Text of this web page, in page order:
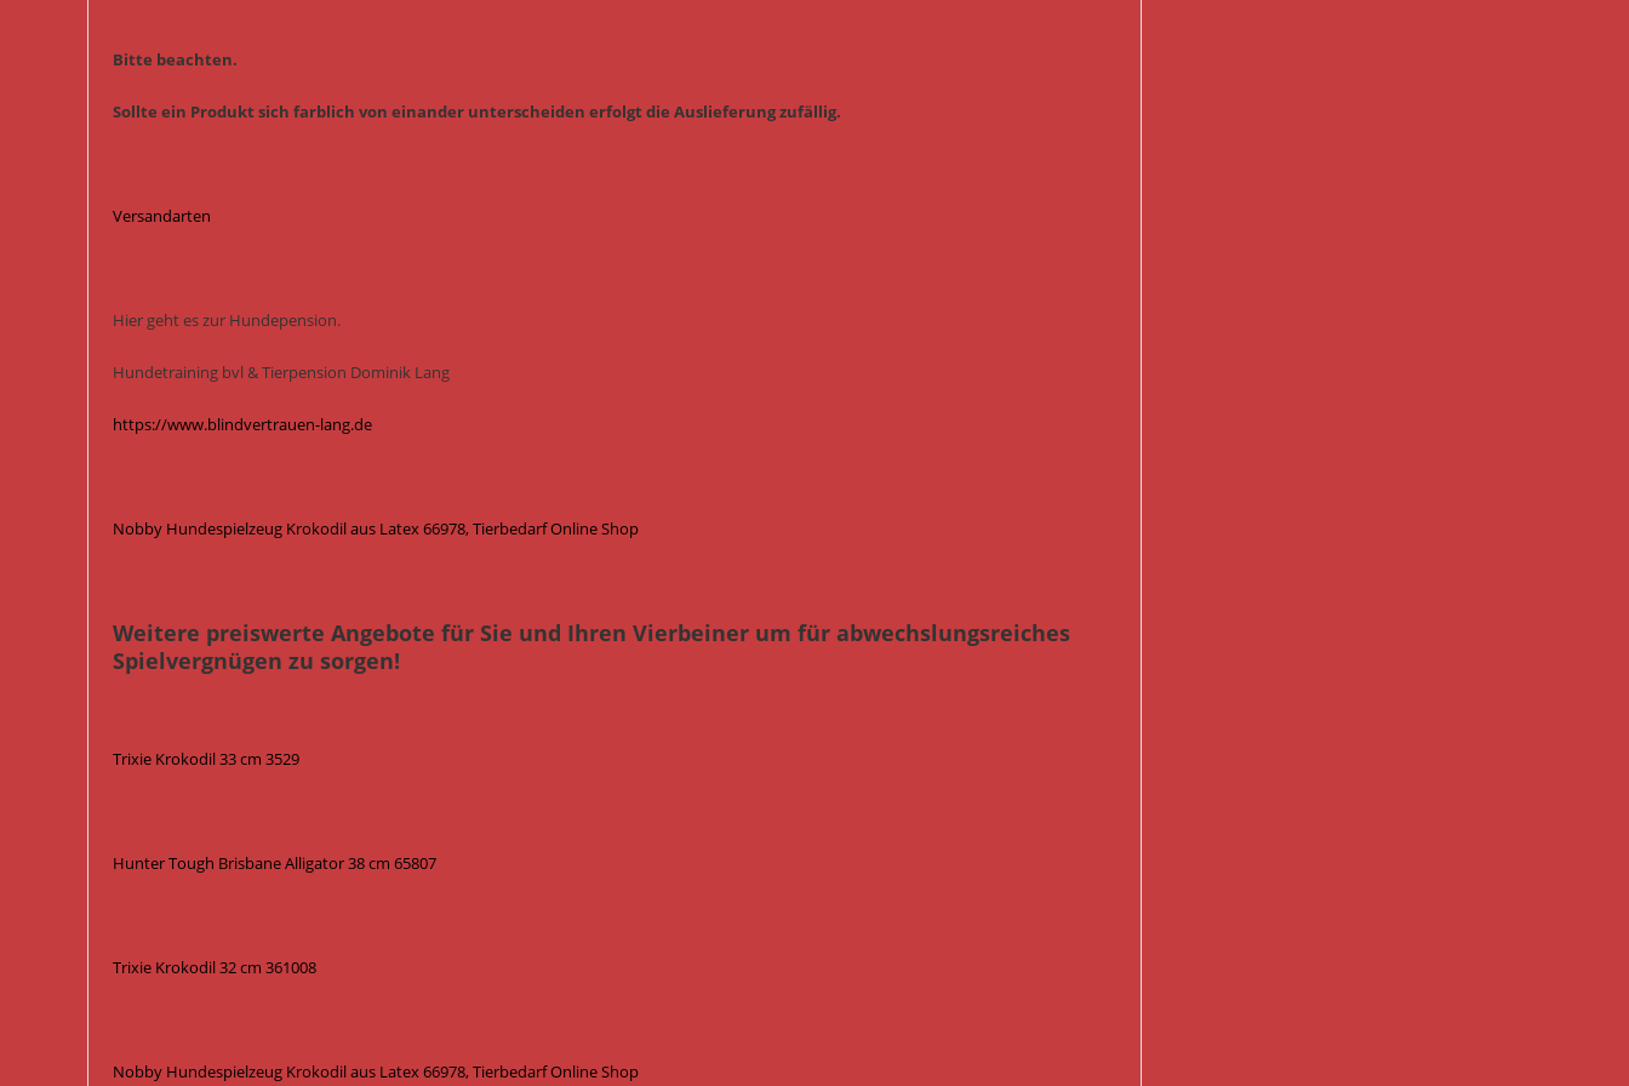
Bitte beachten.
Sollte ein Produkt sich farblich von einander unterscheiden erfolgt die Auslieferung zufällig.
Versandarten
Hier geht es zur Hundepension.
Hundetraining bvl & Tierpension Dominik Lang
https://www.blindvertrauen-lang.de
Nobby Hundespielzeug Krokodil aus Latex 66978, Tierbedarf Online Shop
Weitere preiswerte Angebote für Sie und Ihren Vierbeiner um für abwechslungsreiches
Spielvergnügen zu sorgen!
Trixie Krokodil 33 cm 3529
Hunter Tough Brisbane Alligator 38 cm 65807
Trixie Krokodil 32 cm 361008
Nobby Hundespielzeug Krokodil aus Latex 66978, Tierbedarf Online Shop